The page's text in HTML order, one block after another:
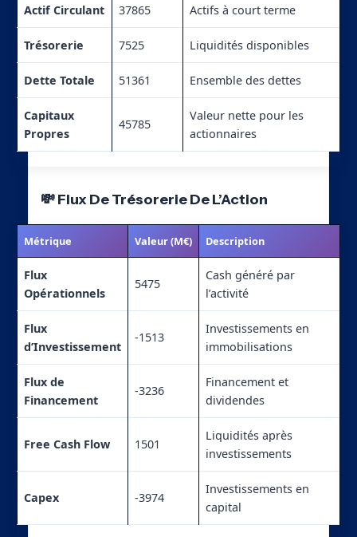
Actif Circulant 37865 Actifs à court terme
Trésorerie 7525 Liquidités disponibles
Dette Totale 51361 Ensemble des dettes
Capitaux
Propres
45785
Valeur nette pour les
actionnaires
💸 Flux De Trésorerie De L’Action
Métrique Valeur (M€) Description
Flux
Opérationnels
5475
Cash généré par
l’activité
Flux
d’Investissement
-1513
Investissements en
immobilisations
Flux de
Financement
-3236
Financement et
dividendes
Free Cash Flow 1501
Liquidités après
investissements
Capex -3974
Investissements en
capital